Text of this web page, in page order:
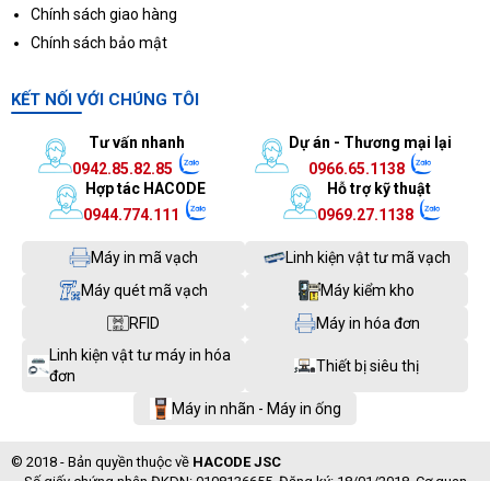
Chính sách giao hàng
Chính sách bảo mật
KẾT NỐI VỚI CHÚNG TÔI
Tư vấn nhanh
0942.85.82.85
Dự án - Thương mại lại
0966.65.1138
Hợp tác HACODE
0944.774.111
Hỗ trợ kỹ thuật
0969.27.1138
Máy in mã vạch
Linh kiện vật tư mã vạch
Máy quét mã vạch
Máy kiểm kho
RFID
Máy in hóa đơn
Linh kiện vật tư máy in hóa
đơn
Thiết bị siêu thị
Máy in nhãn - Máy in ống
© 2018 - Bản quyền thuộc về HACODE JSC